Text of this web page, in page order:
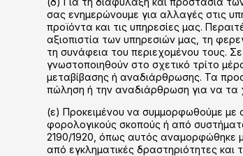
σας ενημερώνουμε για αλλαγές στις
προϊόντα και τις υπηρεσίες μας.
αξιοπιστία των υπηρεσιών μας, τη
τη συνάφεια του περιεχομένου τους.
γνωστοποιηθούν στο σχετικό τρίτο
μεταβίβασης ή αναδιάρθρωσης. Τα
πώληση ή την αναδιάρθρωση για να τα
(ε) Προκειμένου να συμμορφωθούμε με
φορολογικούς σκοπούς ή από
2190/1920, όπως αυτός αναμορφώθηκε
από εγκληματικές δραστηριότητες και